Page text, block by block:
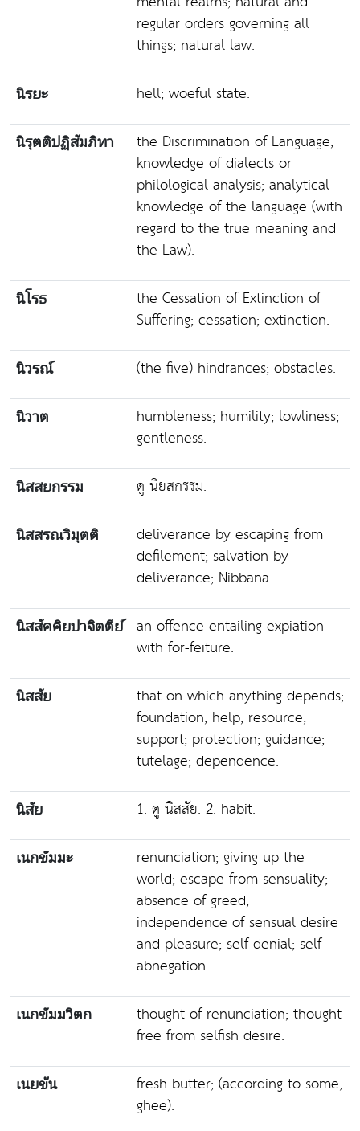
regular orders governing all
things; natural law.
นิรยะ hell; woeful state.
นิรุตติปฏิสัมภิทา
the Discrimination of Language;
knowledge of dialects or
philological analysis; analytical
knowledge of the language (with
regard to the true meaning and
the Law).
นิโรธ
the Cessation of Extinction of
Suffering; cessation; extinction.
นิวรณ์ (the five) hindrances; obstacles.
นิวาต
humbleness; humility; lowliness;
gentleness.
นิสสยกรรม ดู นิยสกรรม.
นิสสรณวิมุตติ
deliverance by escaping from
defilement; salvation by
deliverance; Nibbana.
นิสสัคคิยปาจิตตีย์
an offence entailing expiation
with for-feiture.
นิสสัย
that on which anything depends;
foundation; help; resource;
support; protection; guidance;
tutelage; dependence.
นิสัย 1. ดู นิสสัย. 2. habit.
เนกขัมมะ
renunciation; giving up the
world; escape from sensuality;
absence of greed;
independence of sensual desire
and pleasure; self-denial; self-
abnegation.
เนกขัมมวิตก
thought of renunciation; thought
free from selfish desire.
เนยข้น
fresh butter; (according to some,
ghee).